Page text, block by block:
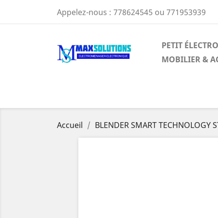
Appelez-nous : 778624545 ou 771953939
PETIT
MOBILIER &
Accueil BLENDER SMART TECHNOLOGY